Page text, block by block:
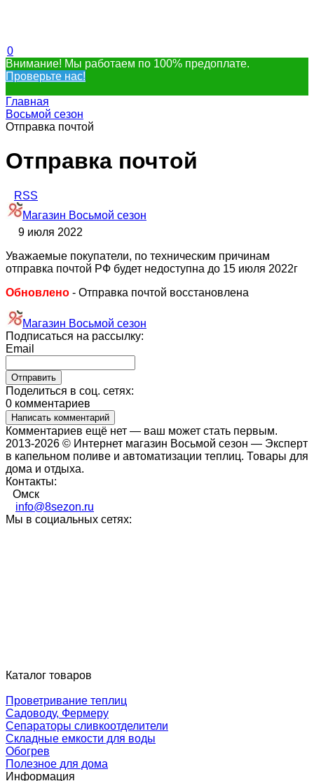
0
Внимание! Мы работаем по 100% предоплате.
Проверьте нас!
Главная
Восьмой сезон
Отправка почтой
Отправка почтой
RSS
Магазин Восьмой сезон
9 июля 2022
Уважаемые покупатели, по техническим причинам
отправка почтой РФ будет недоступна до 15 июля 2022г
Обновлено - Отправка почтой восстановлена
Магазин Восьмой сезон
Подписаться на рассылку:
Email
Поделиться в соц. сетях:
0 комментариев
Написать комментарий
Комментариев ещё нет — ваш может стать первым.
2013-2026 © Интернет магазин Восьмой сезон — Эксперт
в капельном поливе и автоматизации теплиц. Товары для
дома и отдыха.
Контакты:
Омск
info@8sezon.ru
Мы в социальных сетях:
Каталог товаров
Проветривание теплиц
Садоводу, Фермеру
Сепараторы сливкоотделители
Складные емкости для воды
Обогрев
Полезное для дома
Информация